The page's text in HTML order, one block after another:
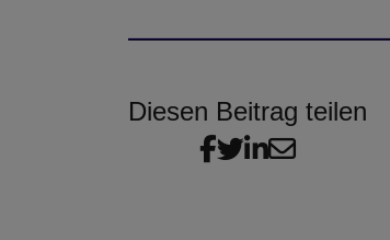
Diesen Beitrag teilen